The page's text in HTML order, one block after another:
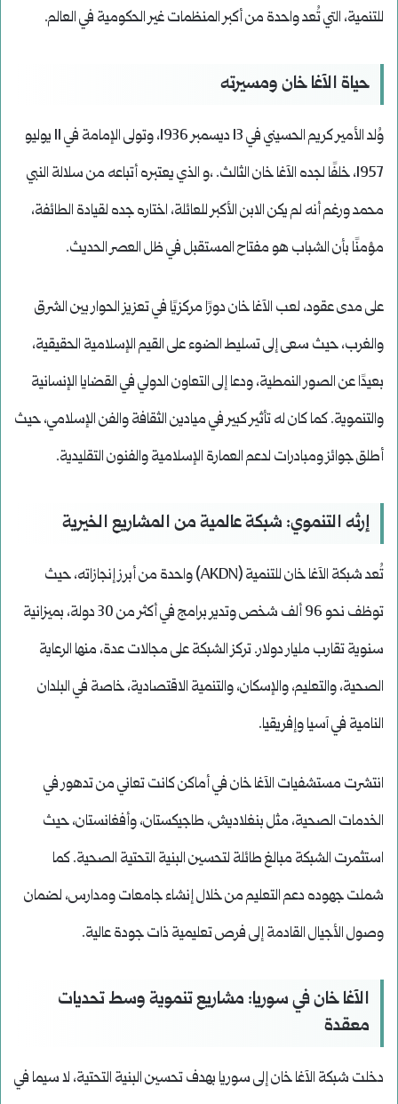
للتنمية، التي تُعد واحدة من أكبر المنظمات غير الحكومية في العالم.
حياة الآغا خان ومسيرته
وُلد الأمير كريم الحسيني في 13 ديسمبر 1936، وتولى الإمامة في 11 يوليو
1957، خلفًا لجده الآغا خان الثالث. ،و الذي يعتبره أتباعه من سلالة النبي
محمد ورغم أنه لم يكن الابن الأكبر للعائلة، اختاره جده لقيادة الطائفة،
مؤمنًا بأن الشباب هو مفتاح المستقبل في ظل العصر الحديث.
على مدى عقود، لعب الآغا خان دورًا مركزيًا في تعزيز الحوار بين الشرق
والغرب، حيث سعى إلى تسليط الضوء على القيم الإسلامية الحقيقية،
بعيدًا عن الصور النمطية، ودعا إلى التعاون الدولي في القضايا الإنسانية
والتنموية. كما كان له تأثير كبير في ميادين الثقافة والفن الإسلامي، حيث
أطلق جوائز ومبادرات لدعم العمارة الإسلامية والفنون التقليدية.
إرثه التنموي: شبكة عالمية من المشاريع الخيرية
تُعد شبكة الآغا خان للتنمية (AKDN) واحدة من أبرز إنجازاته، حيث
توظف نحو 96 ألف شخص وتدير برامج في أكثر من 30 دولة، بميزانية
سنوية تقارب مليار دولار. تركز الشبكة على مجالات عدة، منها الرعاية
الصحية، والتعليم، والإسكان، والتنمية الاقتصادية، خاصة في البلدان
النامية في آسيا وإفريقيا.
انتشرت مستشفيات الآغا خان في أماكن كانت تعاني من تدهور في
الخدمات الصحية، مثل بنغلاديش، طاجيكستان، وأفغانستان، حيث
استثمرت الشبكة مبالغ طائلة لتحسين البنية التحتية الصحية. كما
شملت جهوده دعم التعليم من خلال إنشاء جامعات ومدارس، لضمان
وصول الأجيال القادمة إلى فرص تعليمية ذات جودة عالية.
الآغا خان في سوريا: مشاريع تنموية وسط تحديات
معقدة
دخلت شبكة الآغا خان إلى سوريا بهدف تحسين البنية التحتية، لا سيما في